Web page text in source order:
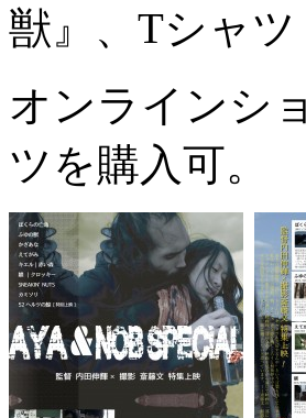
獣』、Tシャ
オンラインシ
ツを購入可。